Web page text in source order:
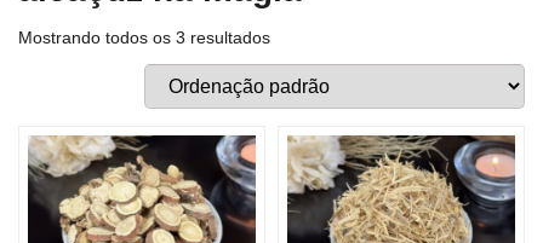
Mostrando todos os 3 resultados